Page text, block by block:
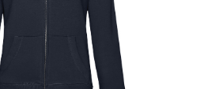
Wellness Kapper